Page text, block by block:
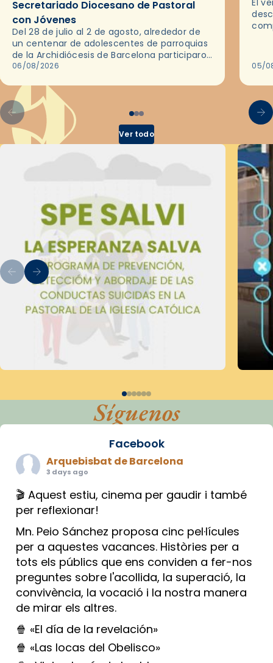
Secretariado Diocesano de Pastoral
con Jóvenes
Del 28 de julio al 2 de agosto, alrededor de
un centenar de adolescentes de parroquias
de la Archidiócesis de Barcelona participaron
en las convivencias Be Apostle, organizadas
06/08/2026 05/
Ver todo
Síguenos
Facebook
Arquebisbat de Barcelona
3 days ago
🎬 Aquest estiu, cinema per gaudir i també
per reflexionar!
Mn. Peio Sánchez proposa cinc pel·lícules
per a aquestes vacances. Històries per a
tots els públics que ens conviden a fer-nos
preguntes sobre l'acollida, la superació, la
convivència, la vocació i la nostra manera
de mirar els altres.
🍿 «El día de la revelación»
🍿 «Las locas del Obelisco»